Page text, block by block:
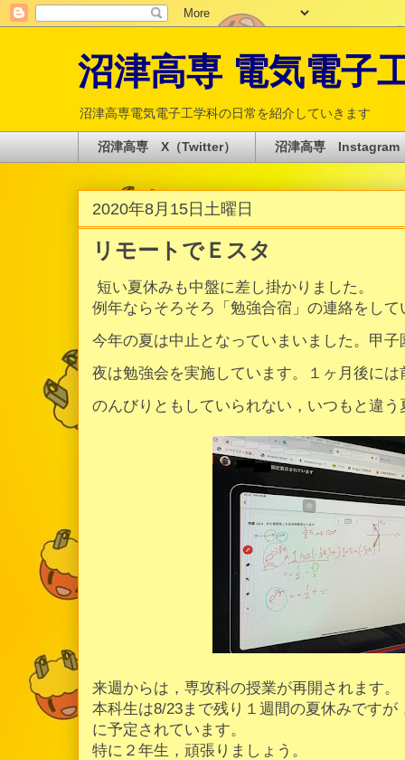
沼津高専 電気電子
沼津高専電気電子工学科の日常を紹介していきます
沼津高専 X（Twitter） 沼津高専 Instagram
2020年8月15日土曜日
リモートでＥスタ
短い夏休みも中盤に差し掛かりました。
例年ならそろそろ「勉強合宿」の連絡をし
今年の夏は中止となっていまいました。甲
夜は勉強会を実施しています。１ヶ月後に
のんびりともしていられない，いつもと違う
来週からは，専攻科の授業が再開されます。
本科生は8/23まで残り１週間の夏休みです
に予定されています。
特に２年生，頑張りましょう。